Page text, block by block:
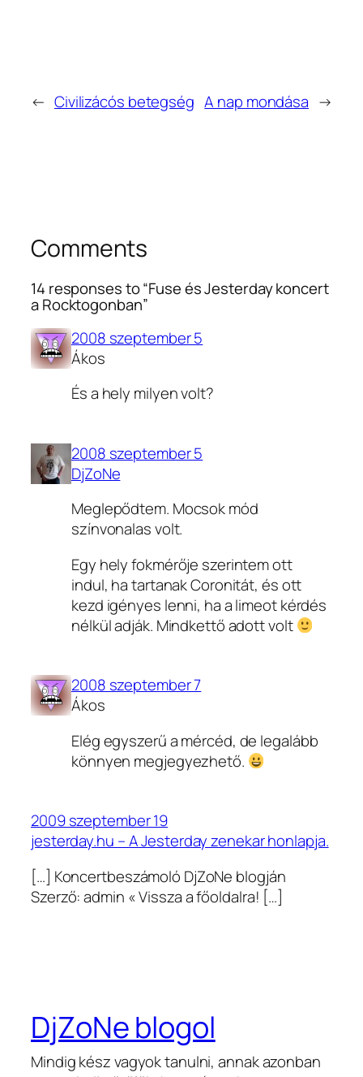
← Civilizácós betegség A nap mondása →
Comments
14 responses to “Fuse és Jesterday koncert
a Rocktogonban”
2008 szeptember 5
Ákos
És a hely milyen volt?
2008 szeptember 5
DjZoNe
Meglepődtem. Mocsok mód
színvonalas volt.
Egy hely fokmérője szerintem ott
indul, ha tartanak Coronitát, és ott
kezd igényes lenni, ha a limeot kérdés
nélkül adják. Mindkettő adott volt
2008 szeptember 7
Ákos
Elég egyszerű a mércéd, de legalább
könnyen megjegyezhető.
2009 szeptember 19
jesterday.hu – A Jesterday zenekar honlapja.
[…] Koncertbeszámoló DjZoNe blogján
Szerző: admin « Vissza a főoldalra! […]
DjZoNe blogol
Mindig kész vagyok tanulni, annak azonban